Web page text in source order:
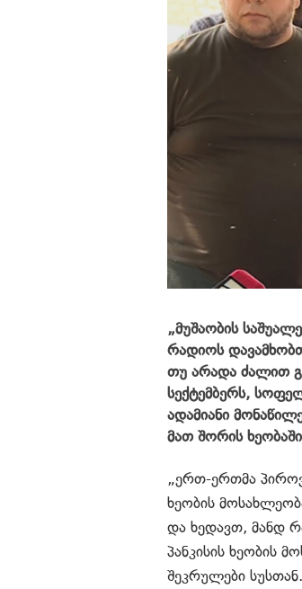
„მუშაობის
რადიოს
თუ არადა ძალით
სექტემბერს,
ადამიანი
მათ შორის
„ერთ-ერთმა
ხეობის
და ხედავთ, მანდ
პანკისის ხეობის
შეკრულები